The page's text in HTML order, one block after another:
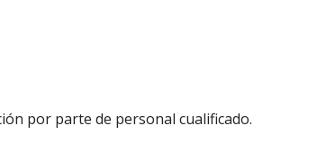
por parte de personal cualificado.